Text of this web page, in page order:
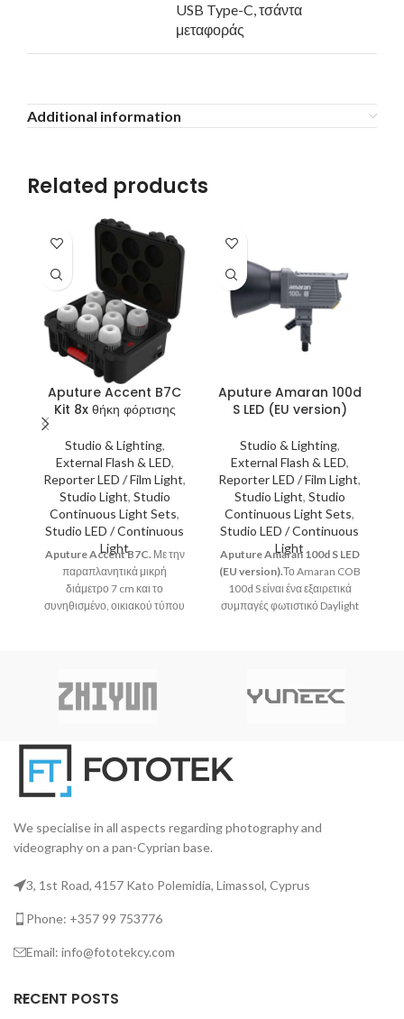
USB Type-C, τσάντα
μεταφοράς
Additional information
Related products
Aputure Accent B7C
Kit 8x θήκη φόρτισης
Studio & Lighting,
External Flash & LED,
Reporter LED / Film Light,
Studio Light, Studio
Continuous Light Sets,
Studio LED / Continuous
Light
Aputure Accent B7C. Με την
παραπλανητικά μικρή
διάμετρο 7 cm και το
συνηθισμένο, οικιακού τύπου
λαμπτήρας Aputure Accent
B7C LED RGBWW.
Aputure Amaran 100d
S LED (EU version)
Studio & Lighting,
External Flash & LED,
Reporter LED / Film Light,
Studio Light, Studio
Continuous Light Sets,
Studio LED / Continuous
Light
Aputure Amaran 100d S LED
(EU version).Το Amaran COB
100d S είναι ένα εξαιρετικά
συμπαγές φωτιστικό Daylight
με ενσωματωμένα χειριστήρια
We specialise in all aspects regarding photography and
videography on a pan-Cyprian base.
3, 1st Road, 4157 Kato Polemidia, Limassol, Cyprus
Phone: +357 99 753776
Email: info@fototekcy.com
RECENT POSTS